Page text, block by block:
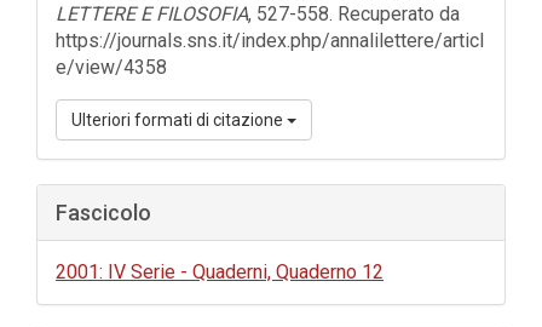
LETTERE E FILOSOFIA, 527-558. Recuperato da
https://journals.sns.it/index.php/annalilettere/articl
e/view/4358
Ulteriori formati di citazione
Fascicolo
2001: IV Serie - Quaderni, Quaderno 12